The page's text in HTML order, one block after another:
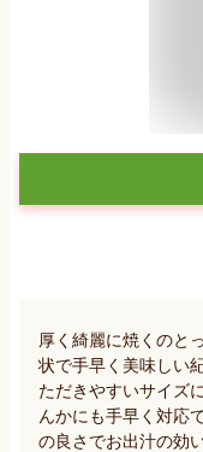
厚く綺麗に焼くのと
状で手早く美味しい
ただきやすいサイズ
んかにも手早く対応
の良さでお出汁の効